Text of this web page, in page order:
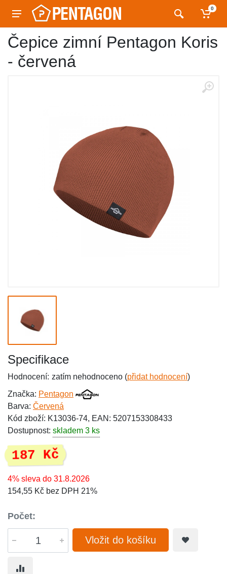
0
Čepice zimní Pentagon Koris
- červená
Specifikace
Hodnocení: zatím nehodnoceno (přidat hodnocení)
Značka: Pentagon
Barva: Červená
Kód zboží: K13036-74, EAN: 5207153308433
Dostupnost: skladem 3 ks
187 Kč
4% sleva do 31.8.2026
154,55 Kč bez DPH 21%
Počet:
Vložit do košíku